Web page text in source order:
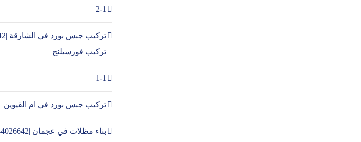
2-1
تركيب فورسيلنج
1-1
تركيب جبس بورد في ام القيوين |0544026642